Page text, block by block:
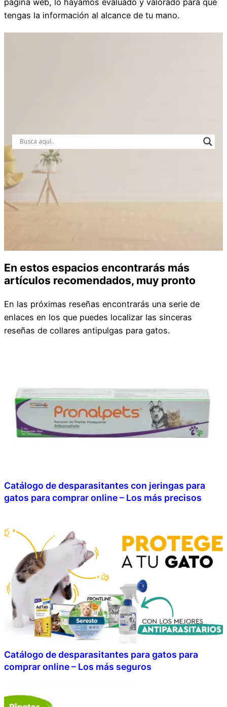
tengas la información al alcance de tu mano.
En estos espacios encontrarás más
artículos recomendados, muy pronto
En las próximas reseñas encontrarás una serie de
enlaces en los que puedes localizar las sinceras
reseñas de collares antipulgas para gatos.
Catálogo de desparasitantes con jeringas para
gatos para comprar online – Los más precisos
Catálogo de desparasitantes para gatos para
comprar online – Los más seguros